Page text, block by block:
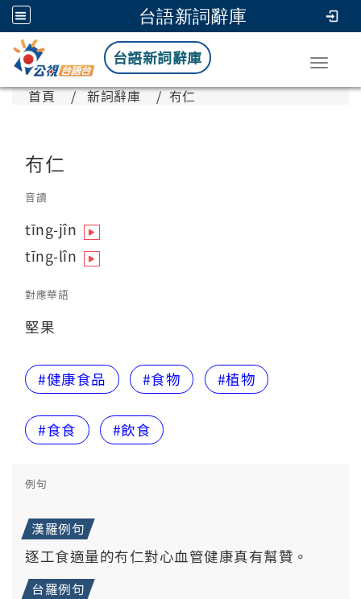
台語新詞辭庫
台語新詞辭庫
首頁 新詞辭庫 𠕇仁
𠕇仁
音讀
tīng-jîn
tīng-lîn
對應華語
堅果
#健康食品 #食物 #植物
#食食 #飲食
例句
漢羅例句
逐工食適量的𠕇仁對心血管健康真有幫贊。
台羅例句